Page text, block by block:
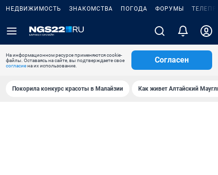
НЕДВИЖИМОСТЬ ЗНАКОМСТВА ПОГОДА ФОРУМЫ
На информационном ресурсе применяются cookie-
файлы. Оставаясь на сайте, вы подтверждаете свое
согласиена их использование.
Согласен
Покорила конкурс красоты в Малайзии Как живет Алтайский